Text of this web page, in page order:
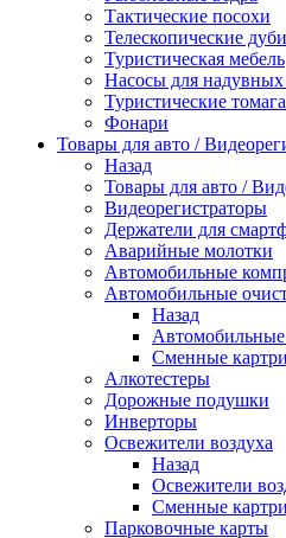
Тактические посохи
Телескопические
Туристическая мебель
Насосы для надувных
Туристические
Фонари
Товары для авто /
Назад
Товары для авто /
Видеорегистраторы
Держатели для
Аварийные молотки
Автомобильные
Автомобильные
Назад
Автомобильные
Сменные
Алкотестеры
Дорожные подушки
Инверторы
Освежители воздуха
Назад
Освежители
Сменные
Парковочные карты